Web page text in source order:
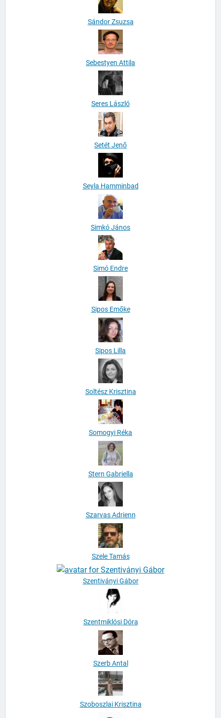
Sándor Zsuzsa
Sebestyen Attila
Seres László
Setét Jenő
Seyla Hamminbad
Simkó János
Simó Endre
Sipos Emőke
Sipos Lilla
Soltész Krisztina
Somogyi Réka
Stern Gabriella
Szarvas Adrienn
Szele Tamás
Szentiványi Gábor
Szentmiklósi Dóra
Szerb Antal
Szoboszlai Krisztina